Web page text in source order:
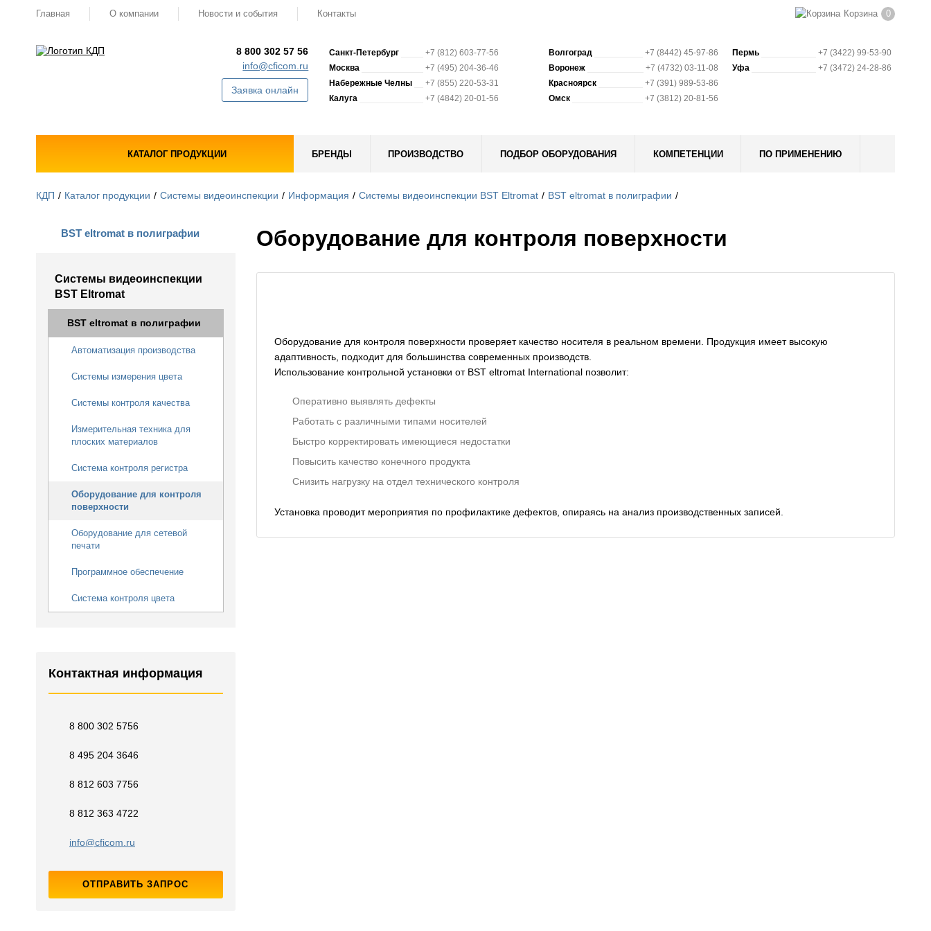
Главная О компании Новости и события Контакты Корзина 0
8 800 302 57 56
info@cficom.ru
Заявка онлайн
Санкт-Петербург
+7 (812) 603-77-56
Москва
+7 (495) 204-36-46
Набережные Челны
+7 (855) 220-53-31
Калуга
+7 (4842) 20-01-56
Волгоград
+7 (8442) 45-97-86
Воронеж
+7 (4732) 03-11-08
Красноярск
+7 (391) 989-53-86
Омск
+7 (3812) 20-81-56
Пермь
+7 (3422) 99-53-90
Уфа
+7 (3472) 24-28-86
КАТАЛОГ ПРОДУКЦИИ БРЕНДЫ ПРОИЗВОДСТВО ПОДБОР ОБОРУДОВАНИЯ КОМПЕТЕНЦИИ ПО ПРИМЕНЕНИЮ
КДП Каталог продукции Системы видеоинспекции Информация Системы видеоинспекции BST Eltromat BST eltromat в полиграфии
BST eltromat в полиграфии
Системы видеоинспекции
BST Eltromat
BST eltromat в полиграфии
Автоматизация производства
Системы измерения цвета
Системы контроля качества
Измерительная техника для
плоских материалов
Система контроля регистра
Оборудование для контроля
поверхности
Оборудование для сетевой
печати
Программное обеспечение
Система контроля цвета
Контактная информация
8 800 302 5756
8 495 204 3646
8 812 603 7756
8 812 363 4722
info@cficom.ru
ОТПРАВИТЬ ЗАПРОС
Оборудование для контроля поверхности
Оборудование для контроля поверхности проверяет качество носителя в реальном времени. Продукция имеет высокую
адаптивность, подходит для большинства современных производств.
Использование контрольной установки от BST eltromat International позволит:
Оперативно выявлять дефекты
Работать с различными типами носителей
Быстро корректировать имеющиеся недостатки
Повысить качество конечного продукта
Снизить нагрузку на отдел технического контроля
Установка проводит мероприятия по профилактике дефектов, опираясь на анализ производственных записей.